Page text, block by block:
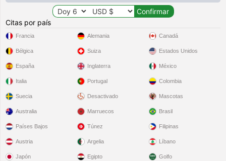
Citas por país
Francia
Bélgica
España
Italia
Suecia
Alemania
Suiza
Inglaterra
Portugal
Desactivado
Canadá
Estados Unidos
México
Colombia
Mascotas
Australia
Países Bajos
Austria
Japón
Marruecos
Túnez
Argelia
Egipto
Brasil
Filipinas
Líbano
Golfo